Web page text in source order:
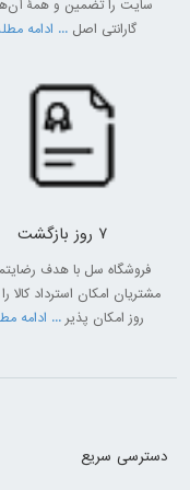
برخی از مدل‌های آبسردکن
دارای سیستم تصفیه
و آبی کاملا بهداشتی را
دار نسبت به مدل‌های
بهتر بوده و گزینه‌ای
سالمی ندارند و یا
سایت را تضمین و همۀ آن‌ها
گارانتی اصل ... ادامه
7 روز بازگشت
فروشگاه سل با هدف
روز امکان پذیر... ادامه
دسترسی سریع